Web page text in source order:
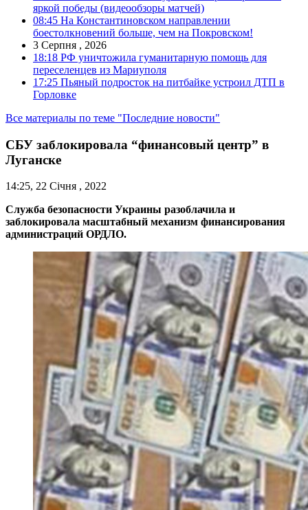
яркой победы (видеообзоры матчей)
08:45 На Константиновском направлении
боестолкновений больше, чем на Покровском!
3 Серпня , 2026
18:18 РФ уничтожила гуманитарную помощь для
переселенцев из Мариуполя
17:25 Пьяный подросток на питбайке устроил ДТП в
Горловке
Все материалы по теме "Последние новости"
СБУ заблокировала “финансовый центр” в
Луганске
14:25, 22 Січня , 2022
Служба безопасности Украины разоблачила и
заблокировала масштабный механизм финансирования
администраций ОРДЛО.